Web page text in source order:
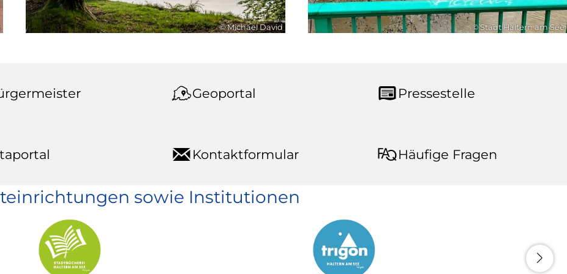
© Michael David © Stadt Haltern am See
Geoportal Pressestelle
Kontaktformular Häufige Fragen
sowie Institutionen